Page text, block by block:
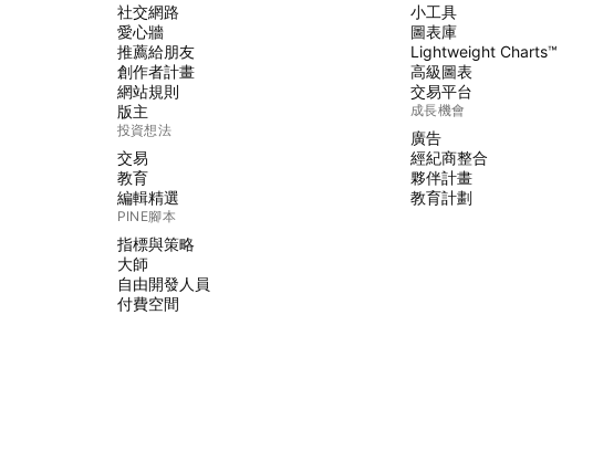
社交網路
愛心牆
推薦給朋友
創作者計畫
網站規則
版主
投資想法
交易
教育
編輯精選
PINE腳本
指標與策略
大師
自由開發人員
付費空間
小工具
圖表庫
Lightweight Charts™
高級圖表
交易平台
成長機會
廣告
經紀商整合
夥伴計畫
教育計劃